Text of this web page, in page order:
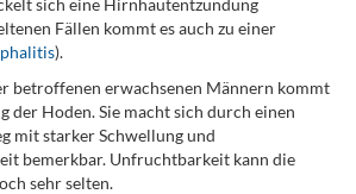
sich eine Hirnhautentzündung
Fällen kommt es auch zu einer
).
betroffenen erwachsenen Männern kommt
der Hoden.Sie macht sich durch einen
mit starker Schwellung und
bemerkbar. Unfruchtbarkeit kann die
sehr selten.